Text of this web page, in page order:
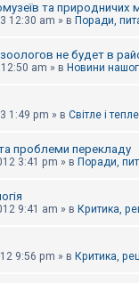
та природничих
12:30 am » в Поради,
не будет в
12:50 am » в Новини
1:49 pm » в Світле і
та проблеми перекладу
3:41 pm » в Поради,
9:41 am » в Критика,
9:56 pm » в Критика,